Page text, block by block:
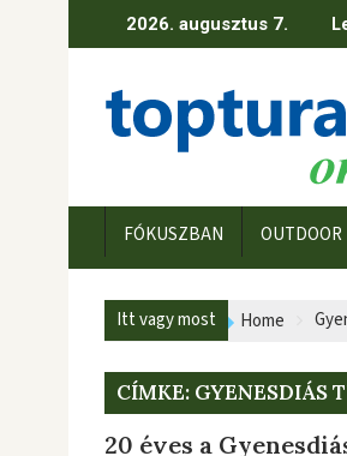
2026. augusztus 7.
FÓKUSZBAN OUTDOOR
Itt vagy most Home
CÍMKE: GYENESDIÁS
20 éves a